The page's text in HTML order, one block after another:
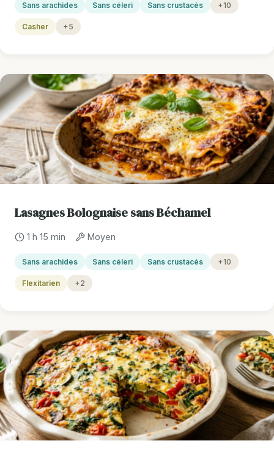
Sans arachides Sans céleri Sans crustacés +10
Casher +5
Lasagnes Bolognaise sans Béchamel
1 h 15 min Moyen
Sans arachides Sans céleri Sans crustacés +10
Flexitarien +2